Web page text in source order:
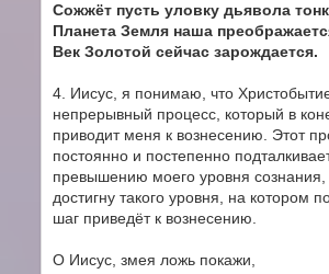
Сожжёт пусть уловку дьявола
Планета Земля наша
Век Золотой сейчас зарождается.
4. Иисус, я понимаю, что
непрерывный процесс, который в
приводит меня к вознесению. Этот
постоянно и постепенно
превышению моего уровня сознания,
достигну такого уровня, на котором
шаг приведёт к вознесению.
О Иисус, змея ложь покажи,